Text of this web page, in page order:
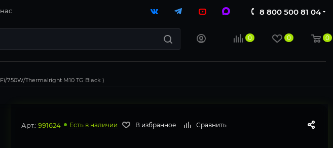
8 800 500 81 04
0 0 0
750W/Thermalright M10 TG Black )
Арт.: 991624 Есть в наличии В избранное Сравнить